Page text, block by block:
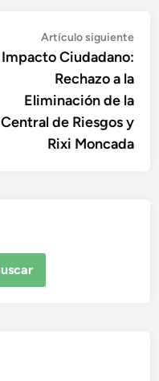
Artículo siguiente
Impacto Ciudadano:
Rechazo a la
Eliminación de la
Central de Riesgos y
Rixi Moncada